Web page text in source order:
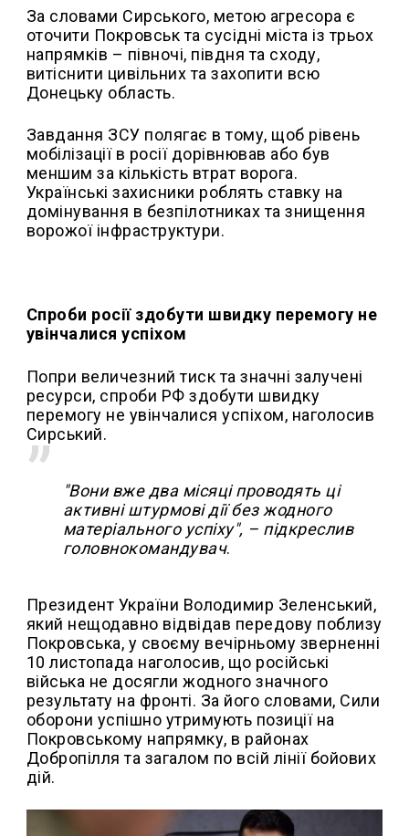
За словами Сирського, метою агресора є
оточити Покровськ та сусідні міста із трьох
напрямків – півночі, півдня та сходу,
витіснити цивільних та захопити всю
Донецьку область.
Завдання ЗСУ полягає в тому, щоб рівень
мобілізації в росії дорівнював або був
меншим за кількість втрат ворога.
Українські захисники роблять ставку на
домінування в безпілотниках та знищення
ворожої інфраструктури.
Спроби росії здобути швидку перемогу не
увінчалися успіхом
Попри величезний тиск та значні залучені
ресурси, спроби РФ здобути швидку
перемогу не увінчалися успіхом, наголосив
Сирський.
"Вони вже два місяці проводять ці
активні штурмові дії без жодного
матеріального успіху", – підкреслив
головнокомандувач.
Президент України Володимир Зеленський,
який нещодавно відвідав передову поблизу
Покровська, у своєму вечірньому зверненні
10 листопада наголосив, що російські
війська не досягли жодного значного
результату на фронті. За його словами, Сили
оборони успішно утримують позиції на
Покровському напрямку, в районах
Добропілля та загалом по всій лінії бойових
дій.